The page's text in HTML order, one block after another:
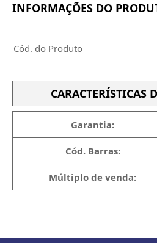
INFORMAÇÕES DO
Cód. do Produto
CARACTERÍSTICAS
Garantia:
Cód. Barras:
Múltiplo de venda: